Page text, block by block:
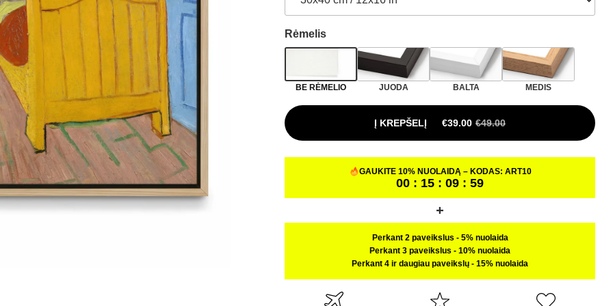
Rėmelis
BE RĖMELIO JUODA BALTA MEDIS
Į KREPŠELĮ €39.00 €49.00
ORIGINAL PRICE WAS: €49.00.
CURRENT PRICE IS: €39.00.
GAUKITE 10% NUOLAIDĄ – KODAS: ART10
00 : 15 : 09 : 58
Perkant 2 paveikslus - 5% nuolaida
Perkant 3 paveikslus - 10% nuolaida
Perkant 4 ir daugiau paveikslų - 15% nuolaida